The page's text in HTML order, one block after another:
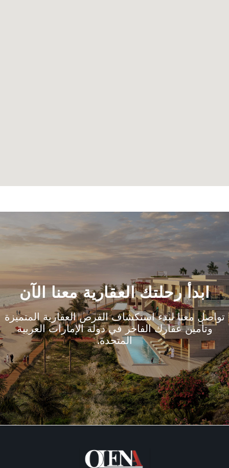
ابدأ رحلتك العقارية معنا الآن
تواصل معنا لبدء استكشاف الفرص العقارية المتميزة
وتأمين عقارك الفاخر في دولة الإمارات العربية
المتحدة.